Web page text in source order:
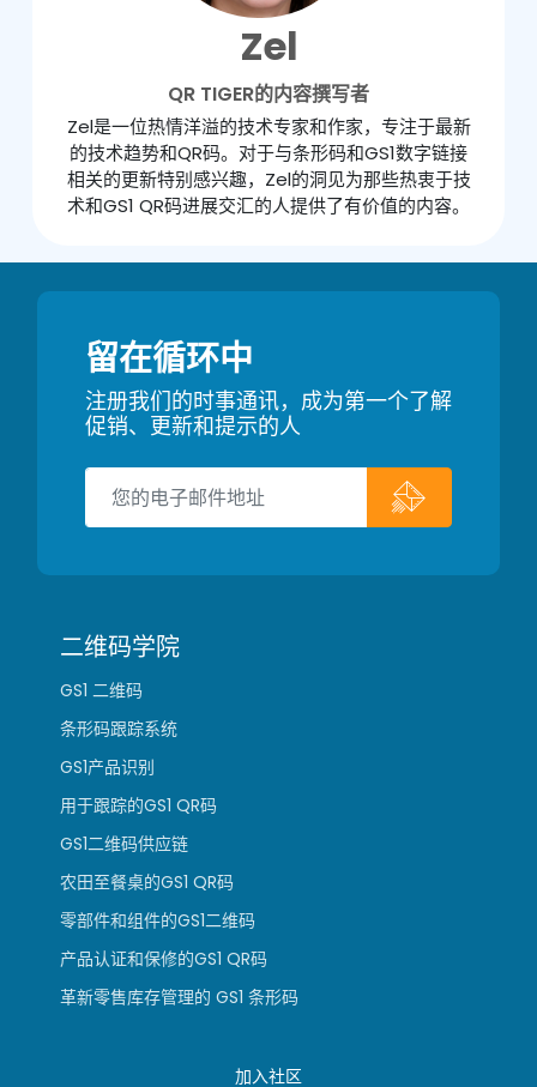
Zel
QR TIGER的内容撰写者
Zel是一位热情洋溢的技术专家和作家，专注于最新
的技术趋势和QR码。对于与条形码和GS1数字链接
相关的更新特别感兴趣，Zel的洞见为那些热衷于技
术和GS1 QR码进展交汇的人提供了有价值的内容。
留在循环中
注册我们的时事通讯，成为第一个了解
促销、更新和提示的人
二维码学院
GS1 二维码
条形码跟踪系统
GS1产品识别
用于跟踪的GS1 QR码
GS1二维码供应链
农田至餐桌的GS1 QR码
零部件和组件的GS1二维码
产品认证和保修的GS1 QR码
革新零售库存管理的 GS1 条形码
加入社区